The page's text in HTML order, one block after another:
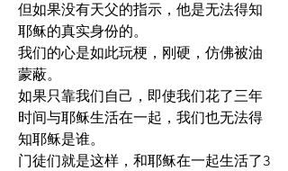
但如果没有天父的指示，他是无法得知
耶稣的真实身份的。
我们的心是如此玩梗，刚硬，仿佛被油
蒙蔽。
如果只靠我们自己，即使我们花了三年
时间与耶稣生活在一起，我们也无法得
知耶稣是谁。
门徒们就是这样，和耶稣在一起生活了3